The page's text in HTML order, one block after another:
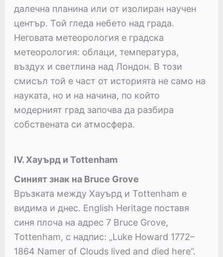
далечна планина или от изолиран научен
център. Той гледа небето над града.
Неговата метеорология е градска
метеорология: облаци, температура,
въздух и светлина над Лондон. В този
смисъл той е част от историята не само на
науката, но и на начина, по който
модерният град започва да разбира
собствената си атмосфера.
IV. Хауърд и Tottenham
Синият знак на Bruce Grove
Връзката между Хауърд и Tottenham е
видима и днес. English Heritage поставя
синя плоча на адрес 7 Bruce Grove,
Tottenham, с надпис: „Luke Howard 1772–
1864 Namer of Clouds lived and died here“.